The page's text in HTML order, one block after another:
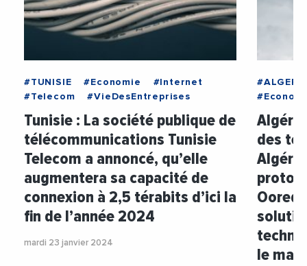
#TUNISIE #Economie
#Internet
#Telecom
#VieDesEntreprises
Tunisie : La société publique de
télécommunications Tunisie
Telecom a annoncé, qu’elle
augmentera sa capacité de
connexion à 2,5 térabits d’ici la
fin de l’année 2024
mardi 23 janvier 2024
#ALGERIE
des
le